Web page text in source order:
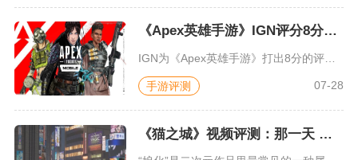
《Apex英雄手游》IGN评分8分：对游戏未来抱有期待
IGN为《Apex英雄手游》打出8分的评价，测评者认为，《A...
手游评测 07-28
《猫之城》视频评测：那一天 我家的猫变成了猫娘